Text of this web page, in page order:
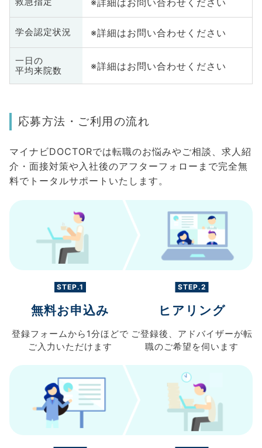
学会認定状況 ※詳細はお問い合わせください
一日の
平均来院数
※詳細はお問い合わせください
応募方法・ご利用の流れ
マイナビDOCTORでは転職のお悩みやご相談、求人紹
介・面接対策や入社後のアフターフォローまで完全無
料でトータルサポートいたします。
STEP.1
無料お申込み
登録フォームから 1分ほどで
ご入力 いただけます
STEP.2
ヒアリング
ご登録後、 アドバイザーが転
職のご希望を伺います